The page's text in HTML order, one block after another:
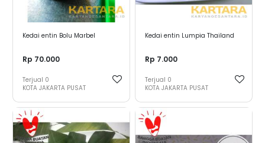
Kedai entin Bolu Marbel
Rp 70.000
Terjual 0
KOTA JAKARTA PUSAT
Kedai entin Lumpia Thailand
Rp 7.000
Terjual 0
KOTA JAKARTA PUSAT